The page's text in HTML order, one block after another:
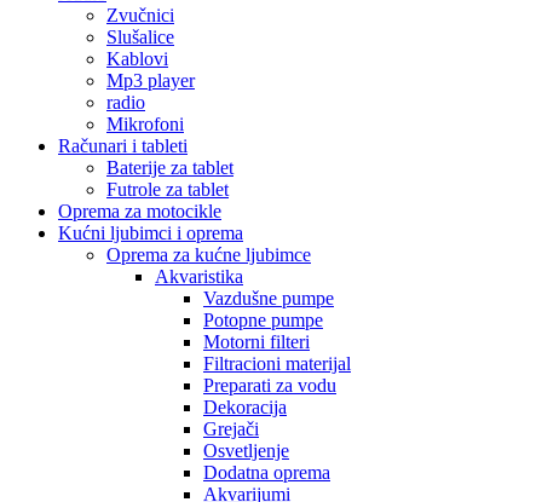
Zvučnici
Slušalice
Kablovi
Mp3 player
radio
Mikrofoni
Računari i tableti
Baterije za tablet
Futrole za tablet
Oprema za motocikle
Kućni ljubimci i oprema
Oprema za kućne ljubimce
Akvaristika
Vazdušne pumpe
Potopne pumpe
Motorni filteri
Filtracioni materijal
Preparati za vodu
Dekoracija
Grejači
Osvetljenje
Dodatna oprema
Akvarijumi